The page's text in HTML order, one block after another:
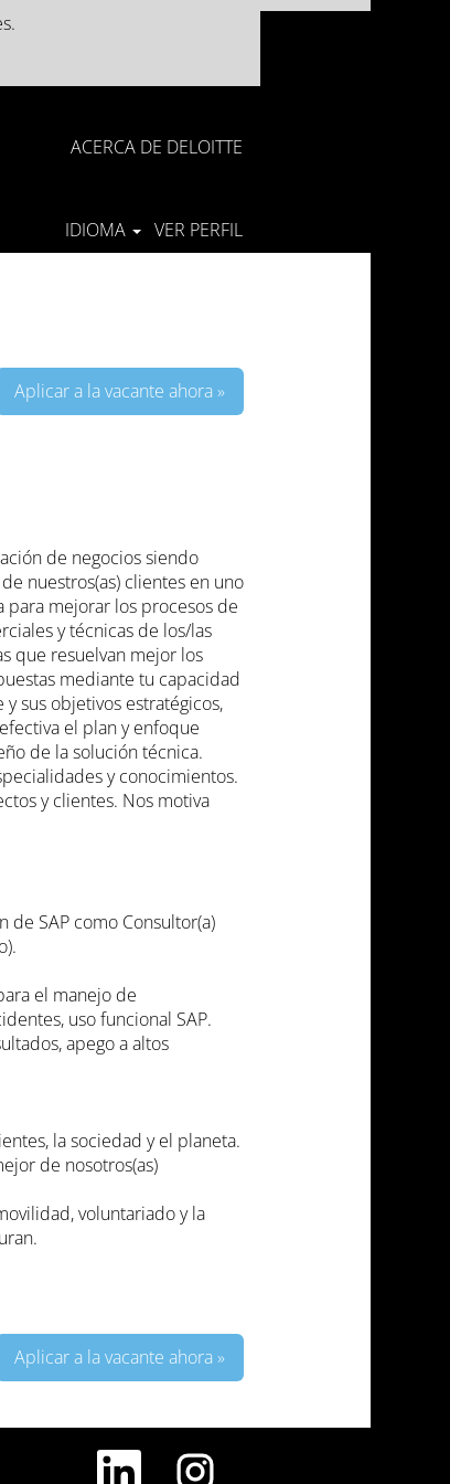
ACERCA DE DELOITTE
IDIOMA VER PERFIL
Aplicar a la vacante ahora »
de negocios siendo
nuestros(as) clientes en uno
para mejorar los procesos de
y técnicas de los/las
que resuelvan mejor los
mediante tu capacidad
sus objetivos estratégicos,
el plan y enfoque
de la solución técnica.
y conocimientos.
y clientes. Nos motiva
SAP como Consultor(a)
el manejo de
uso funcional SAP.
apego a altos
la sociedad y el planeta.
de nosotros(as)
voluntariado y la
Aplicar a la vacante ahora »
S
e